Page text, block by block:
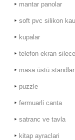
mantar panolar
soft pvc silikon
kupalar
telefon ekran
masa üstü standlar
puzzle
fermuarli canta
satranc ve tavla
kitap ayraclari